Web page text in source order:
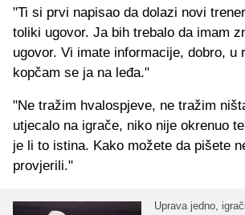
"Ti si prvi napisao da dolazi novi
toliki ugovor. Ja bih trebalo da imam
ugovor. Vi imate informacije, dobro, u
kopčam se ja na leđa."
"Ne tražim hvalospjeve, ne tražim
utjecalo na igrače, niko nije okrenuo
je li to istina. Kako možete da pišete
provjerili."
Uprava jedno,